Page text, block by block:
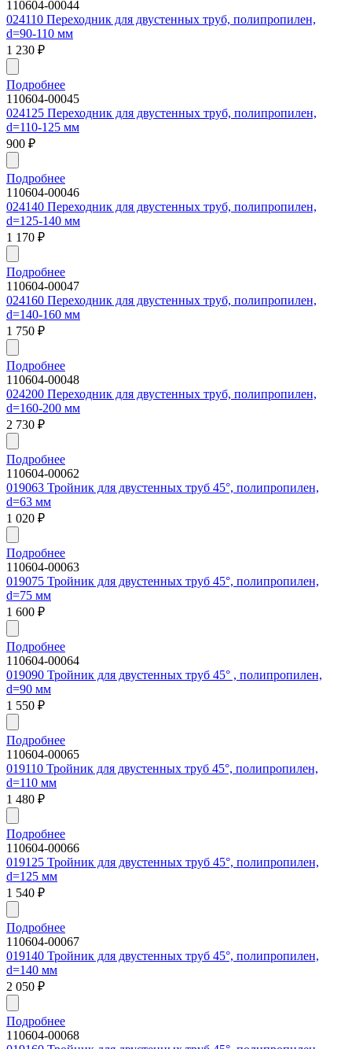
110604-00044
024110 Переходник для двустенных труб, полипропилен,
d=90-110 мм
1 230 ₽
Подробнее
110604-00045
024125 Переходник для двустенных труб, полипропилен,
d=110-125 мм
900 ₽
Подробнее
110604-00046
024140 Переходник для двустенных труб, полипропилен,
d=125-140 мм
1 170 ₽
Подробнее
110604-00047
024160 Переходник для двустенных труб, полипропилен,
d=140-160 мм
1 750 ₽
Подробнее
110604-00048
024200 Переходник для двустенных труб, полипропилен,
d=160-200 мм
2 730 ₽
Подробнее
110604-00062
019063 Тройник для двустенных труб 45°, полипропилен,
d=63 мм
1 020 ₽
Подробнее
110604-00063
019075 Тройник для двустенных труб 45°, полипропилен,
d=75 мм
1 600 ₽
Подробнее
110604-00064
019090 Тройник для двустенных труб 45° , полипропилен,
d=90 мм
1 550 ₽
Подробнее
110604-00065
019110 Тройник для двустенных труб 45°, полипропилен,
d=110 мм
1 480 ₽
Подробнее
110604-00066
019125 Тройник для двустенных труб 45°, полипропилен,
d=125 мм
1 540 ₽
Подробнее
110604-00067
019140 Тройник для двустенных труб 45°, полипропилен,
d=140 мм
2 050 ₽
Подробнее
110604-00068